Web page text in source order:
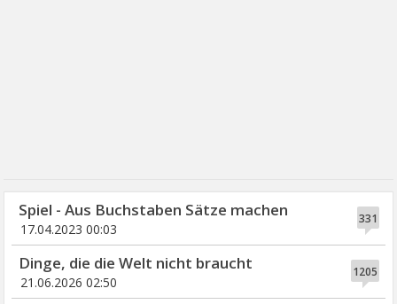
331
Spiel - Aus Buchstaben Sätze machen
17.04.2023 00:03
1205
Dinge, die die Welt nicht braucht
21.06.2026 02:50